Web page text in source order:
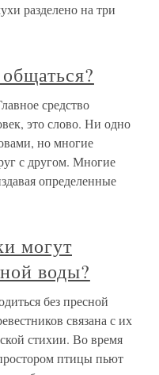
разделено на три
средство
это слово. Ни одно
но многие
с другом. Многие
определенные
могут
воды?
без пресной
связана с их
стихии. Во время
птицы пьют